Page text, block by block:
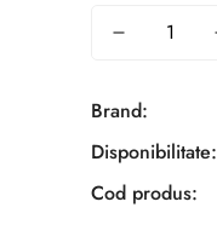
Brand:
Disponibilitate:
Cod produs: